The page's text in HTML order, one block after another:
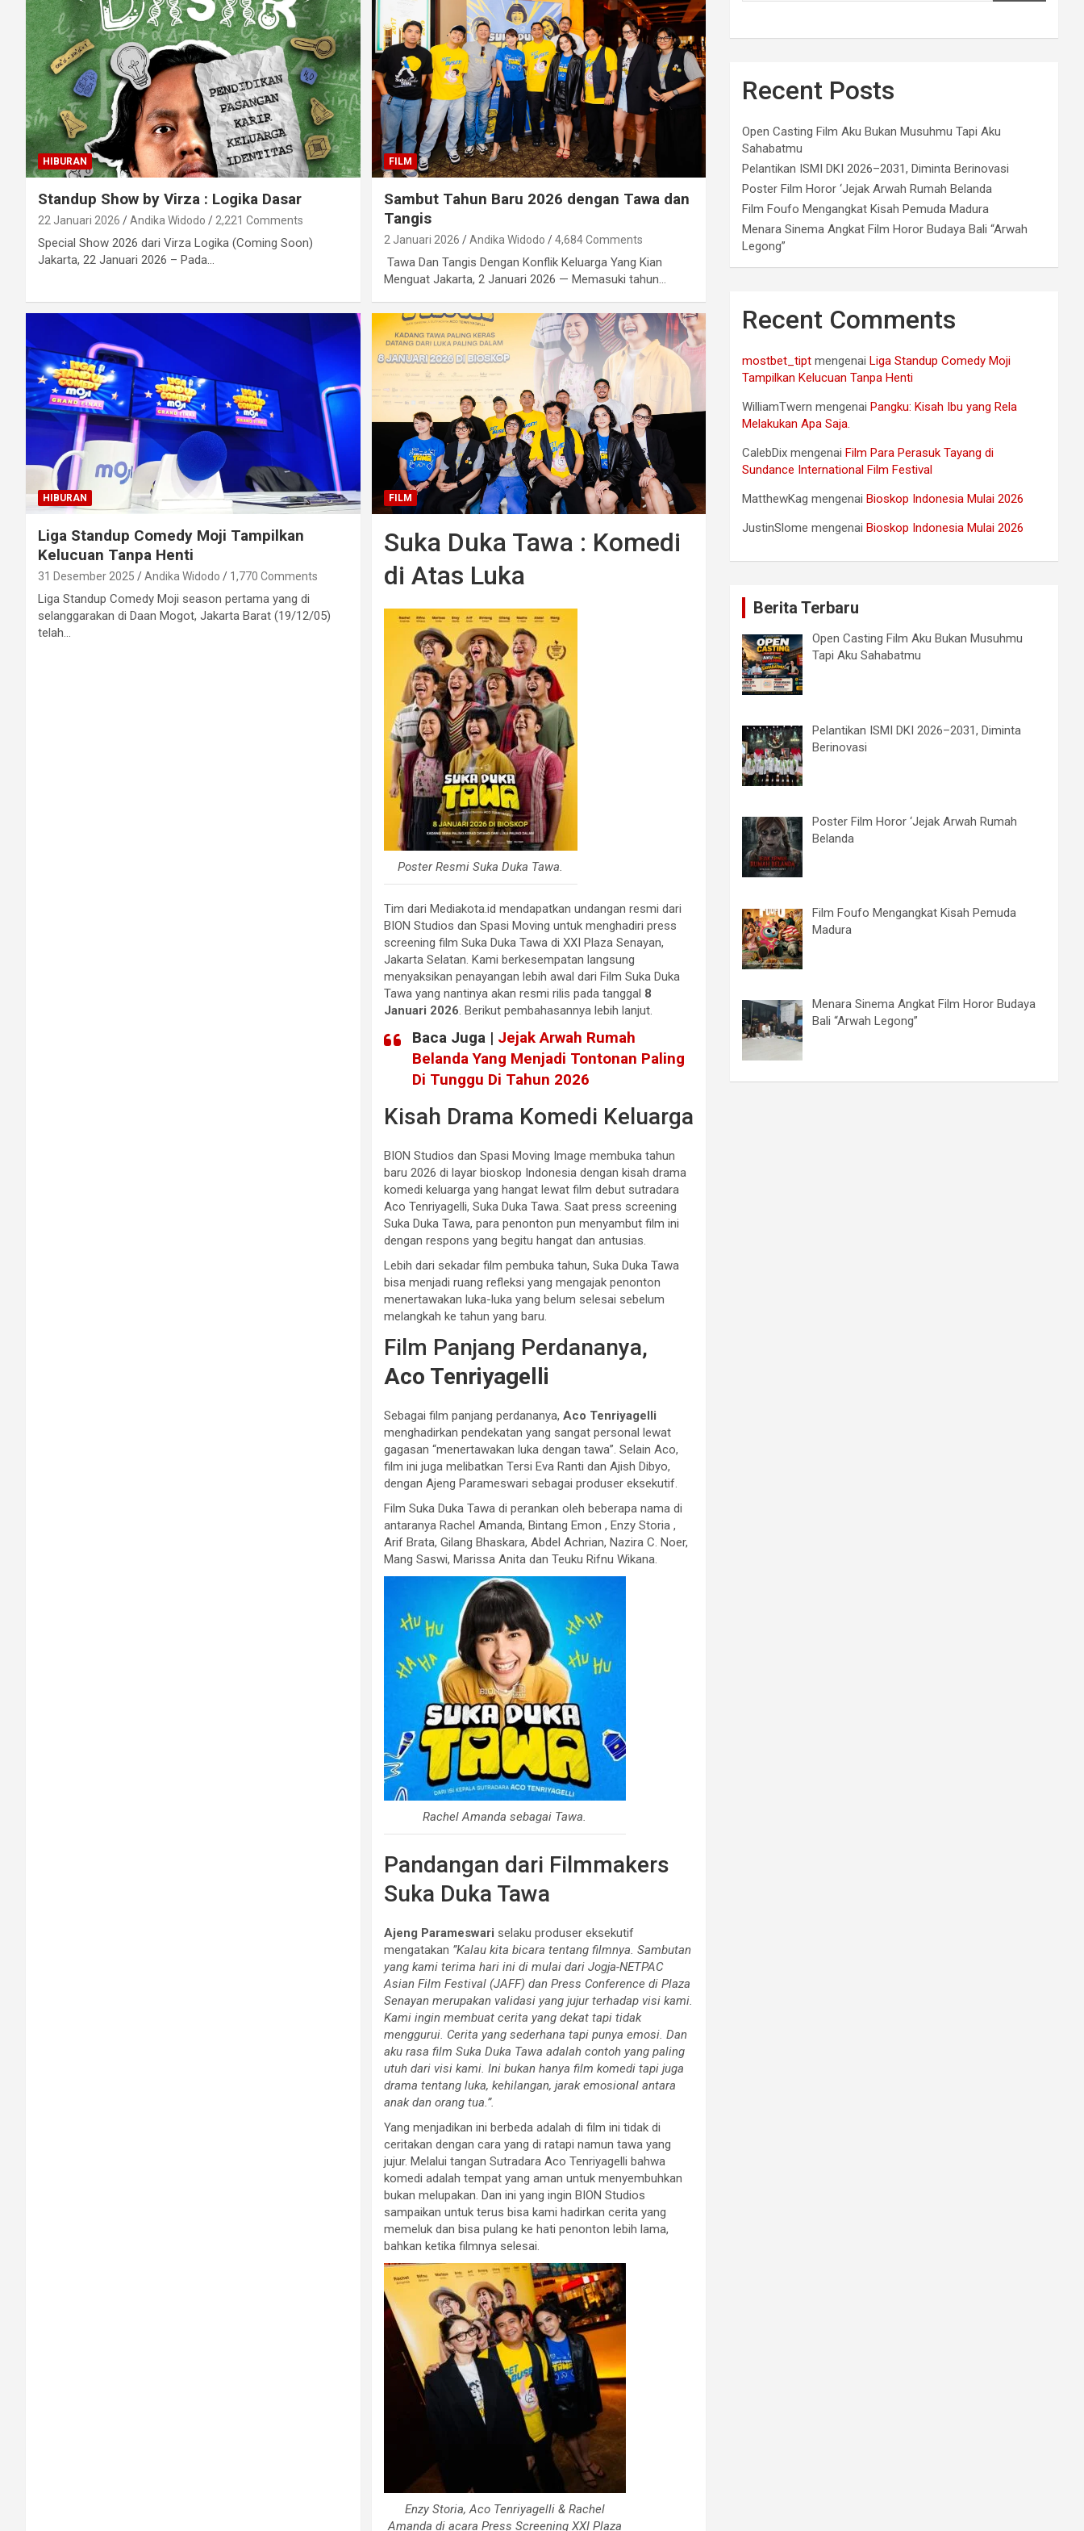
HIBURAN
Standup Show by Virza : Logika Dasar
22 Januari 2026 Andika Widodo 2,221 Comments
Special Show 2026 dari Virza Logika (Coming Soon)
Jakarta, 22 Januari 2026 – Pada…
FILM
Sambut Tahun Baru 2026 dengan Tawa dan
Tangis
2 Januari 2026 Andika Widodo 4,684 Comments
Tawa Dan Tangis Dengan Konflik Keluarga Yang Kian
Menguat Jakarta, 2 Januari 2026 — Memasuki tahun…
HIBURAN
Liga Standup Comedy Moji Tampilkan
Kelucuan Tanpa Henti
31 Desember 2025 Andika Widodo 1,770 Comments
Liga Standup Comedy Moji season pertama yang di
selanggarakan di Daan Mogot, Jakarta Barat (19/12/05)
telah…
FILM
Suka Duka Tawa : Komedi
di Atas Luka
Poster Resmi Suka Duka Tawa.
Tim dari Mediakota.id mendapatkan undangan resmi dari
BION Studios dan Spasi Moving untuk menghadiri press
screening film Suka Duka Tawa di XXI Plaza Senayan,
Jakarta Selatan. Kami berkesempatan langsung
menyaksikan penayangan lebih awal dari Film Suka Duka
Tawa yang nantinya akan resmi rilis pada tanggal 8
Januari 2026. Berikut pembahasannya lebih lanjut.
Baca Juga | Jejak Arwah Rumah
Belanda Yang Menjadi Tontonan Paling
Di Tunggu Di Tahun 2026
Kisah Drama Komedi Keluarga
BION Studios dan Spasi Moving Image membuka tahun
baru 2026 di layar bioskop Indonesia dengan kisah drama
komedi keluarga yang hangat lewat film debut sutradara
Aco Tenriyagelli, Suka Duka Tawa. Saat press screening
Suka Duka Tawa, para penonton pun menyambut film ini
dengan respons yang begitu hangat dan antusias.
Lebih dari sekadar film pembuka tahun, Suka Duka Tawa
bisa menjadi ruang refleksi yang mengajak penonton
menertawakan luka-luka yang belum selesai sebelum
melangkah ke tahun yang baru.
Film Panjang Perdananya,
Aco Tenriyagelli
Sebagai film panjang perdananya, Aco Tenriyagelli
menghadirkan pendekatan yang sangat personal lewat
gagasan “menertawakan luka dengan tawa”. Selain Aco,
film ini juga melibatkan Tersi Eva Ranti dan Ajish Dibyo,
dengan Ajeng Parameswari sebagai produser eksekutif.
Film Suka Duka Tawa di perankan oleh beberapa nama di
antaranya Rachel Amanda, Bintang Emon , Enzy Storia ,
Arif Brata, Gilang Bhaskara, Abdel Achrian, Nazira C. Noer,
Mang Saswi, Marissa Anita dan Teuku Rifnu Wikana.
Rachel Amanda sebagai Tawa.
Pandangan dari Filmmakers
Suka Duka Tawa
Ajeng Parameswari selaku produser eksekutif
mengatakan ”Kalau kita bicara tentang filmnya. Sambutan
yang kami terima hari ini di mulai dari Jogja-NETPAC
Asian Film Festival (JAFF) dan Press Conference di Plaza
Senayan merupakan validasi yang jujur terhadap visi kami.
Kami ingin membuat cerita yang dekat tapi tidak
menggurui. Cerita yang sederhana tapi punya emosi. Dan
aku rasa film Suka Duka Tawa adalah contoh yang paling
utuh dari visi kami. Ini bukan hanya film komedi tapi juga
drama tentang luka, kehilangan, jarak emosional antara
anak dan orang tua.”.
Yang menjadikan ini berbeda adalah di film ini tidak di
ceritakan dengan cara yang di ratapi namun tawa yang
jujur. Melalui tangan Sutradara Aco Tenriyagelli bahwa
komedi adalah tempat yang aman untuk menyembuhkan
bukan melupakan. Dan ini yang ingin BION Studios
sampaikan untuk terus bisa kami hadirkan cerita yang
memeluk dan bisa pulang ke hati penonton lebih lama,
bahkan ketika filmnya selesai.
Enzy Storia, Aco Tenriyagelli & Rachel
Amanda di acara Press Screening XXI Plaza
Recent Posts
Open Casting Film Aku Bukan Musuhmu Tapi Aku
Sahabatmu
Pelantikan ISMI DKI 2026–2031, Diminta Berinovasi
Poster Film Horor ‘Jejak Arwah Rumah Belanda
Film Foufo Mengangkat Kisah Pemuda Madura
Menara Sinema Angkat Film Horor Budaya Bali “Arwah
Legong”
Recent Comments
mostbet_tipt mengenai Liga Standup Comedy Moji
Tampilkan Kelucuan Tanpa Henti
WilliamTwern mengenai Pangku: Kisah Ibu yang Rela
Melakukan Apa Saja.
CalebDix mengenai Film Para Perasuk Tayang di
Sundance International Film Festival
MatthewKag mengenai Bioskop Indonesia Mulai 2026
JustinSlome mengenai Bioskop Indonesia Mulai 2026
Berita Terbaru
Open Casting Film Aku Bukan Musuhmu
Tapi Aku Sahabatmu
Pelantikan ISMI DKI 2026–2031, Diminta
Berinovasi
Poster Film Horor ‘Jejak Arwah Rumah
Belanda
Film Foufo Mengangkat Kisah Pemuda
Madura
Menara Sinema Angkat Film Horor Budaya
Bali “Arwah Legong”